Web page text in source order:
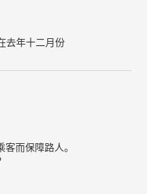
去年十二月份
而保障路人。